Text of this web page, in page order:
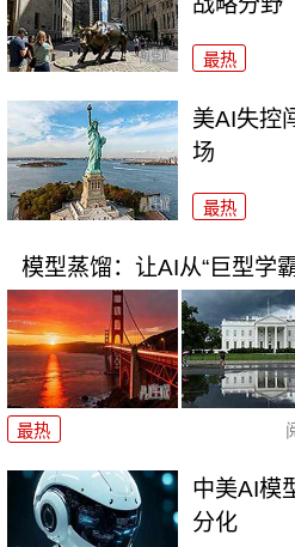
最热
美AI失控
场
最热
模型蒸馏：让AI从“巨型学
最热
中美AI模
分化